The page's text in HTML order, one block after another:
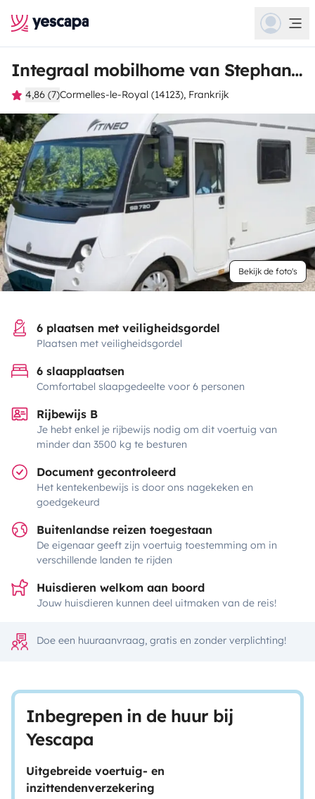
Integraal mobilhome van Stephanie
4,86 (7)Cormelles-le-Royal (14123), Frankrijk
Bekijk de foto's
6 plaatsen met veiligheidsgordel
Plaatsen met veiligheidsgordel
6 slaapplaatsen
Comfortabel slaapgedeelte voor 6 personen
Rijbewijs B
Je hebt enkel je rijbewijs nodig om dit voertuig van
minder dan 3500 kg te besturen
Document gecontroleerd
Het kentekenbewijs is door ons nagekeken en
goedgekeurd
Buitenlandse reizen toegestaan
De eigenaar geeft zijn voertuig toestemming om in
verschillende landen te rijden
Huisdieren welkom aan boord
Jouw huisdieren kunnen deel uitmaken van de reis!
Doe een huuraanvraag, gratis en zonder verplichting!
Inbegrepen in de huur bij
Yescapa
Uitgebreide voertuig- en
inzittendenverzekering